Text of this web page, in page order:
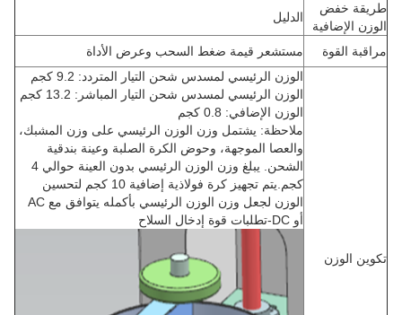
طريقة خفض
الوزن الإضافية
الدليل
مراقبة القوة مستشعر قيمة ضغط السحب وعرض الأداة
تكوين الوزن
الوزن الرئيسي لمسدس شحن التيار المتردد: 9.2 كجم
الوزن الرئيسي لمسدس شحن التيار المباشر: 13.2 كجم
الوزن الإضافي: 0.8 كجم
ملاحظة: يشتمل وزن الوزن الرئيسي على وزن المشبك،
والعصا الموجهة، وحوض الكرة الصلبة وعينة بندقية
الشحن. يبلغ وزن الوزن الرئيسي بدون العينة حوالي 4
كجم.يتم تجهيز كرة فولاذية إضافية 10 كجم لتحسين
الوزن لجعل وزن الوزن الرئيسي بأكمله يتوافق مع AC
أو DC-تطلبات قوة إدخال السلاح